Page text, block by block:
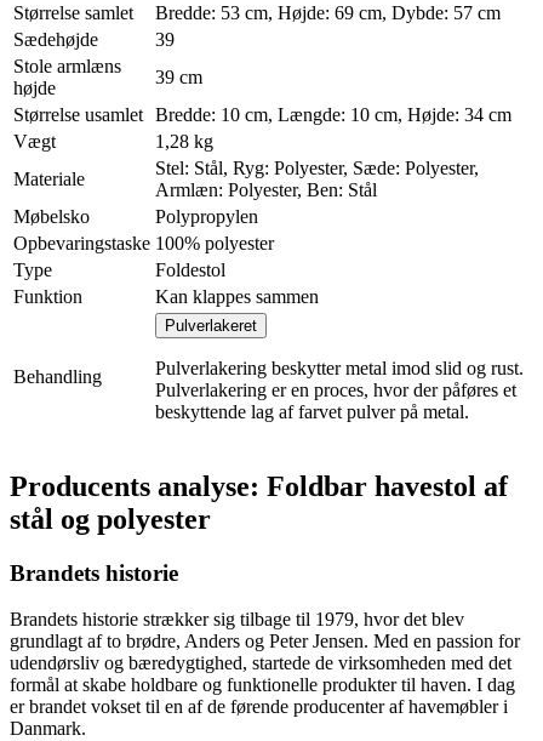
Størrelse samlet
Bredde: 53 cm, Højde: 69 cm, Dybde: 57 cm
Sædehøjde
39
Stole armlæns
højde
39 cm
Størrelse usamlet Bredde: 10 cm, Længde: 10 cm, Højde: 34 cm
Vægt
1,28 kg
Materiale
Stel: Stål, Ryg: Polyester, Sæde: Polyester,
Armlæn: Polyester, Ben: Stål
Møbelsko
Polypropylen
Opbevaringstaske 100% polyester
Type
Foldestol
Funktion
Kan klappes sammen
Behandling
Pulverlakeret
Pulverlakering beskytter metal imod slid og rust.
Pulverlakering er en proces, hvor der påføres et
beskyttende lag af farvet pulver på metal.
Producents analyse: Foldbar havestol af
stål og polyester
Brandets historie
Brandets historie strækker sig tilbage til 1979, hvor det blev
grundlagt af to brødre, Anders og Peter Jensen. Med en passion for
udendørsliv og bæredygtighed, startede de virksomheden med det
formål at skabe holdbare og funktionelle produkter til haven. I dag
er brandet vokset til en af de førende producenter af havemøbler i
Danmark.